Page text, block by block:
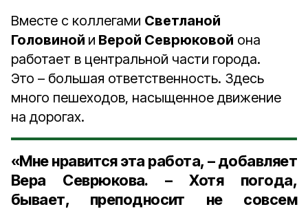
Вместе с коллегами Светланой
Головиной и Верой Севрюковой она
работает в центральной части города.
Это – большая ответственность. Здесь
много пешеходов, насыщенное движение
на дорогах.
«Мне нравится эта работа, – добавляет
Вера Севрюкова. – Хотя погода,
бывает, преподносит не совсем